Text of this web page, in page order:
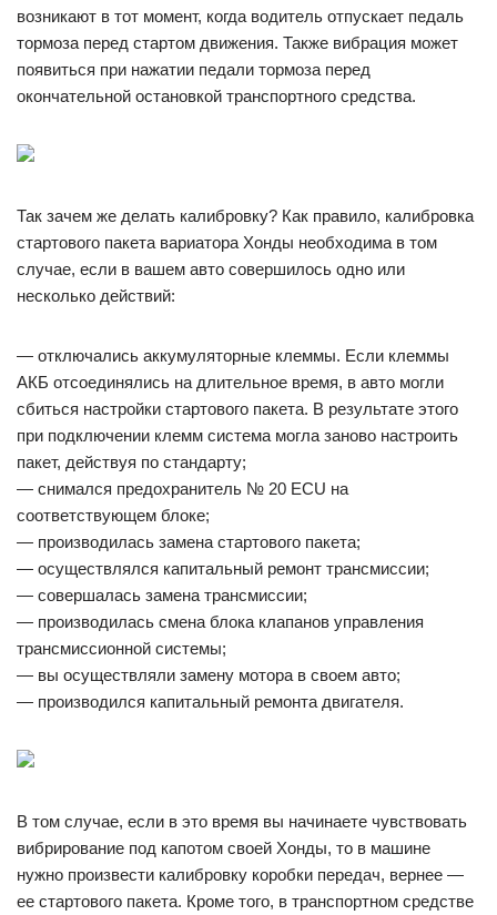
возникают в тот момент, когда водитель отпускает педаль
тормоза перед стартом движения. Также вибрация может
появиться при нажатии педали тормоза перед
окончательной остановкой транспортного средства.
Так зачем же делать калибровку? Как правило, калибровка
стартового пакета вариатора Хонды необходима в том
случае, если в вашем авто совершилось одно или
несколько действий:
— отключались аккумуляторные клеммы. Если клеммы
АКБ отсоединялись на длительное время, в авто могли
сбиться настройки стартового пакета. В результате этого
при подключении клемм система могла заново настроить
пакет, действуя по стандарту;
— снимался предохранитель № 20 ECU на
соответствующем блоке;
— производилась замена стартового пакета;
— осуществлялся капитальный ремонт трансмиссии;
— совершалась замена трансмиссии;
— производилась смена блока клапанов управления
трансмиссионной системы;
— вы осуществляли замену мотора в своем авто;
— производился капитальный ремонта двигателя.
В том случае, если в это время вы начинаете чувствовать
вибрирование под капотом своей Хонды, то в машине
нужно произвести калибровку коробки передач, вернее —
ее стартового пакета. Кроме того, в транспортном средстве